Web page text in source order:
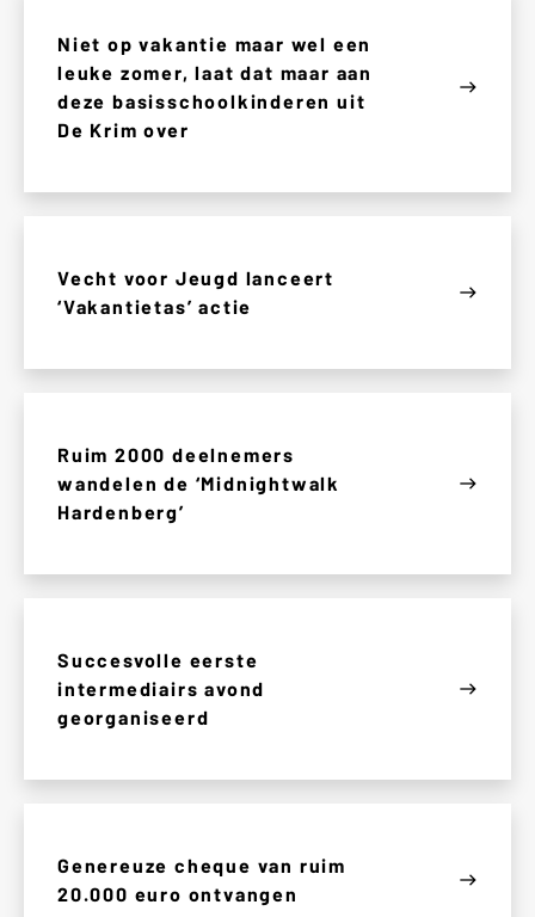
Niet op vakantie maar wel een
leuke zomer, laat dat maar aan
deze basisschoolkinderen uit
De Krim over
east
Vecht voor Jeugd lanceert
‘Vakantietas’ actie
east
Ruim 2000 deelnemers
wandelen de ‘Midnightwalk
Hardenberg’
east
Succesvolle eerste
intermediairs avond
georganiseerd
east
Genereuze cheque van ruim
20.000 euro ontvangen
east